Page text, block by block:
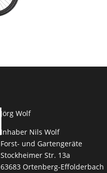
Jörg Wolf
Inhaber Nils Wolf
Forst- und Gartengeräte
Stockheimer Str. 13a
63683 Ortenberg-Effolderbach